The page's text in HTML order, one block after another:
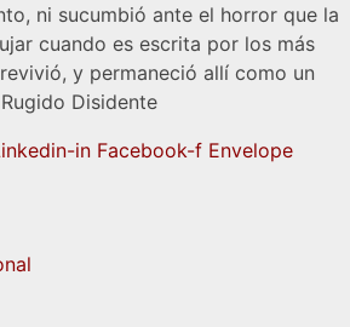
ni sucumbió ante el horror que la
cuando es escrita por los más
y permaneció allí como un
Rugido Disidente
in Facebook-f Envelope